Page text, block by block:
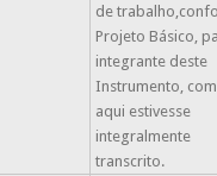
de
Projeto Básico,
integrante deste
Instrumento,
aqui estivesse
integralmente
transcrito.